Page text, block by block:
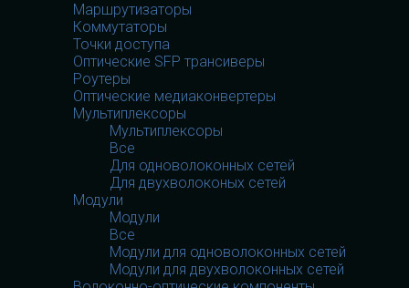
Маршрутизаторы
Коммутаторы
Точки доступа
Оптические SFP трансиверы
Роутеры
Оптические медиаконвертеры
Мультиплексоры
Мультиплексоры
Все
Для одноволоконных сетей
Для двухволоконых сетей
Модули
Модули
Все
Модули для одноволоконных сетей
Модули для двухволоконных сетей